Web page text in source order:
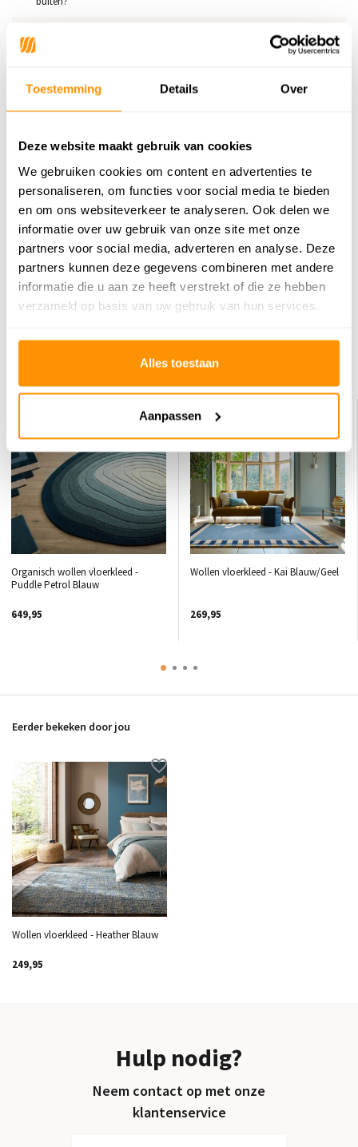
Toestemming Details Over
Deze website maakt gebruik van cookies
We gebruiken cookies om content en advertenties te
personaliseren, om functies voor social media te bieden
en om ons websiteverkeer te analyseren. Ook delen we
informatie over uw gebruik van onze site met onze
partners voor social media, adverteren en analyse. Deze
partners kunnen deze gegevens combineren met andere
informatie die u aan ze heeft verstrekt of die ze hebben
verzameld op basis van uw gebruik van hun services.
Alles toestaan
Aanpassen
Reviews
0/ 5 Gemiddelde uit 0 beoordelingen
Er zijn nog geen reviews geschreven over dit product..
Organisch wollen vloerkleed -
Puddle Petrol Blauw
649,95
Wollen vloerkleed - Kai Blauw/Geel
269,95
Eerder bekeken door jou
Wollen vloerkleed - Heather Blauw
249,95
Hulp nodig?
Neem contact op met onze
klantenservice